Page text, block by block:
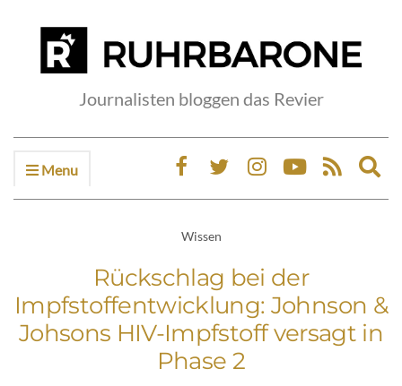
Journalisten bloggen das Revier
Menu
Wissen
Rückschlag bei der
Impfstoffentwicklung: Johnson &
Johsons HIV-Impfstoff versagt in
Phase 2